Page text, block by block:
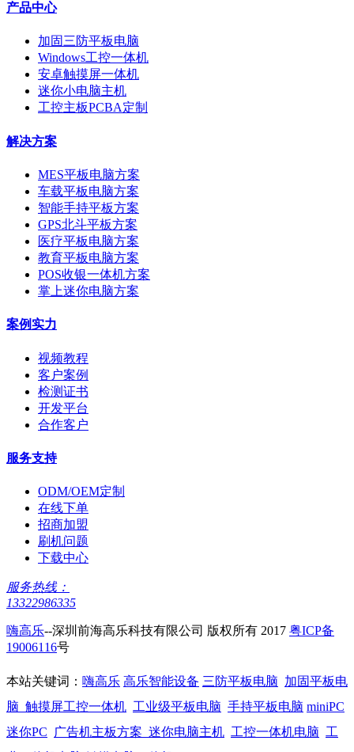
产品中心
加固三防平板电脑
Windows工控一体机
安卓触摸屏一体机
迷你小电脑主机
工控主板PCBA定制
解决方案
MES平板电脑方案
车载平板电脑方案
智能手持平板方案
GPS北斗平板方案
医疗平板电脑方案
教育平板电脑方案
POS收银一体机方案
掌上迷你电脑方案
案例实力
视频教程
客户案例
检测证书
开发平台
合作客户
服务支持
ODM/OEM定制
在线下单
招商加盟
刷机问题
下载中心
服务热线：
13322986335
嗨高乐--深圳前海高乐科技有限公司 版权所有 2017 粤ICP备
19006116号
本站关键词： 嗨高乐 高乐智能设备 三防平板电脑 加固平板电
脑 触摸屏工控一体机 工业级平板电脑 手持平板电脑 miniPC
迷你PC
广告机主板方案 迷你电脑主机 工控一体机电脑 工